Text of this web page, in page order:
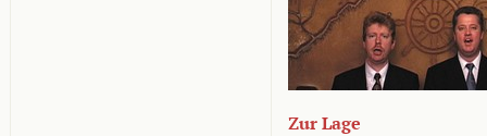
Zur Lage